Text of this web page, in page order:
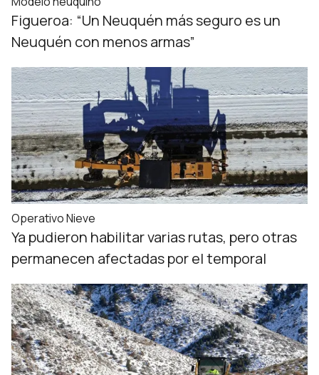
Figueroa: “Un Neuquén más seguro es un
Neuquén con menos armas”
Operativo Nieve
Ya pudieron habilitar varias rutas, pero otras
permanecen afectadas por el temporal